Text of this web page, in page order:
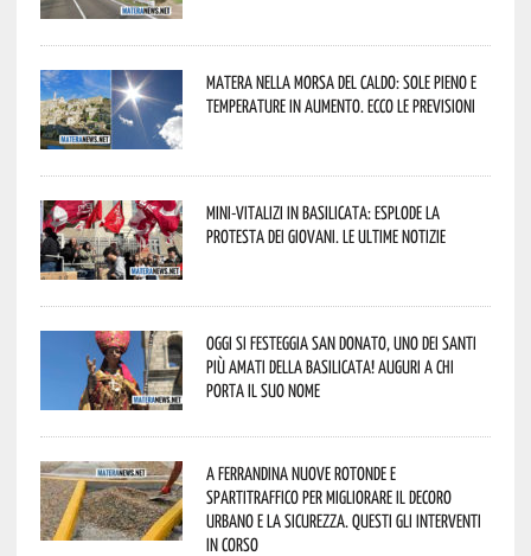
Matera nella morsa del caldo: sole pieno e
temperature in aumento. Ecco le previsioni
Mini-vitalizi in Basilicata: esplode la
protesta dei giovani. Le ultime notizie
Oggi si festeggia San Donato, uno dei Santi
più amati della Basilicata! Auguri a chi
porta il suo nome
A Ferrandina nuove rotonde e
spartitraffico per migliorare il decoro
urbano e la sicurezza. Questi gli interventi
in corso